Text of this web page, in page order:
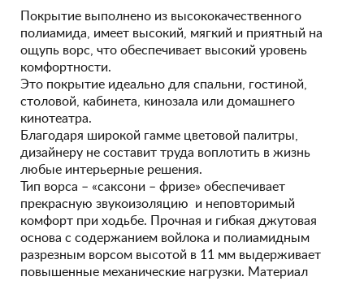
Покрытие выполнено из высококачественного
полиамида, имеет высокий, мягкий и приятный на
ощупь ворс, что обеспечивает высокий уровень
комфортности.
Это покрытие идеально для спальни, гостиной,
столовой, кабинета, кинозала или домашнего
кинотеатра.
Благодаря широкой гамме цветовой палитры,
дизайнеру не составит труда воплотить в жизнь
любые интерьерные решения.
Тип ворса – «саксони – фризе» обеспечивает
прекрасную звукоизоляцию и неповторимый
комфорт при ходьбе. Прочная и гибкая джутовая
основа с содержанием войлока и полиамидным
разрезным ворсом высотой в 11 мм выдерживает
повышенные механические нагрузки. Материал